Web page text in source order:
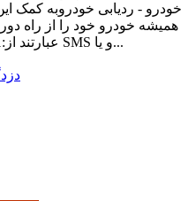
همیشه خودرو خود را از راه دور
عبارتند از:1) ارسال موقعیت خودرو از طریق SMS و یا...